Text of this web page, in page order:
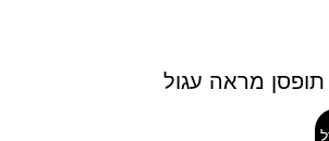
תופסן מראה עגול